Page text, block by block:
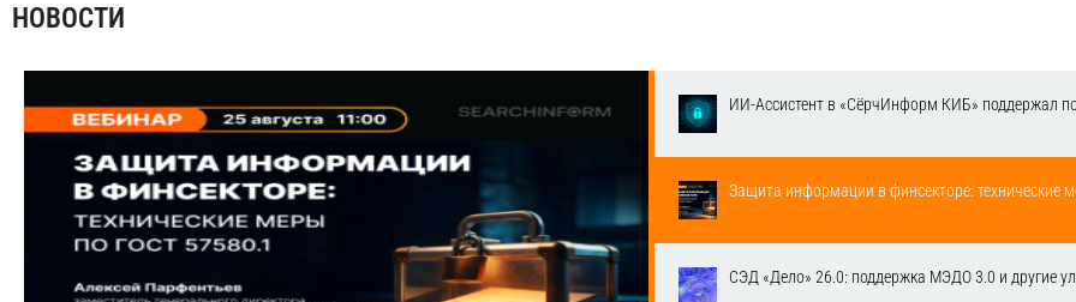
НОВОСТИ
ИИ-Ассистент в «СёрчИнформ КИБ» поддержал
Защита информации в финсекторе: технические
СЭД «Дело» 26.0: поддержка МЭДО 3.0 и другие